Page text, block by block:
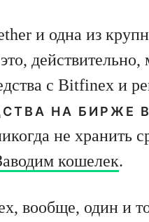
и одна из
с Bitfinex и
НА БИРЖЕ
не хранить
кошелек.
вообще, один и